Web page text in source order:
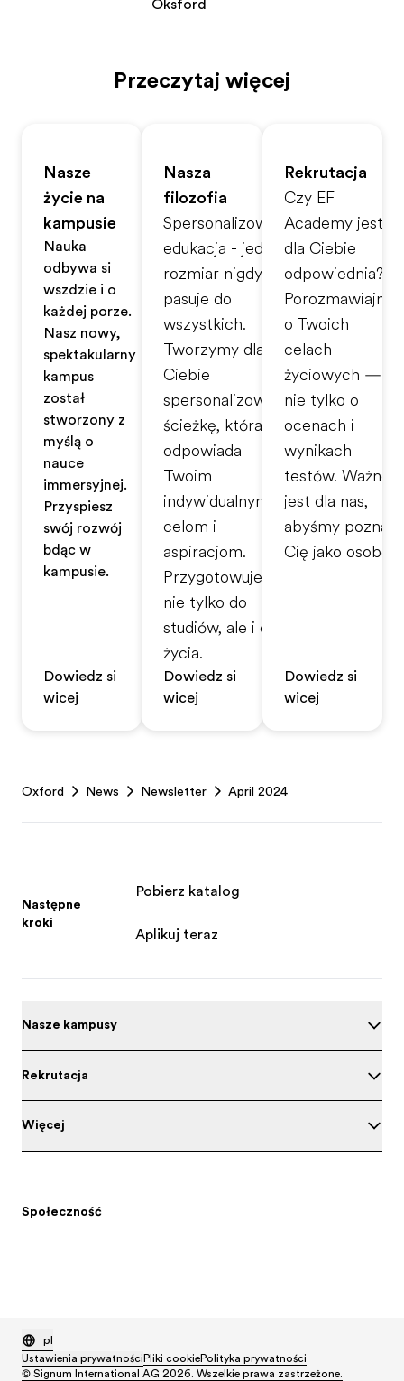
Oksford
Przeczytaj więcej
Nasze
życie na
kampusie
Nauka
odbywa się
wszędzie i o
każdej porze.
Nasz nowy,
spektakularny
kampus
został
stworzony z
myślą o
nauce
immersyjnej.
Przyspiesz
swój rozwój
będąc w
kampusie.
Dowiedz się
więcej
Nasza
filozofia
Spersonalizowana
edukacja - jeden
rozmiar nigdy nie
pasuje do
wszystkich.
Tworzymy dla
Ciebie
spersonalizowaną
ścieżkę, która
odpowiada
Twoim
indywidualnym
celom i
aspiracjom.
Przygotowujemy
nie tylko do
studiów, ale i do
życia.
Dowiedz się
więcej
Rekrutacja
Czy EF
Academy jest
dla Ciebie
odpowiednia?
Porozmawiajmy
o Twoich
celach
życiowych —
nie tylko o
ocenach i
wynikach
testów. Ważne
jest dla nas,
abyśmy poznali
Cię jako osobę.
Dowiedz się
więcej
Oxford News Newsletter April 2024
Następne
kroki
Pobierz katalog
Aplikuj teraz
Nasze kampusy
Rekrutacja
Więcej
Społeczność
pl
Ustawienia prywatności Pliki cookiePolityka prywatności
© Signum International AG 2026. Wszelkie prawa zastrzeżone.